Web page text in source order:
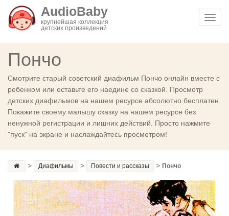
AudioBaby
крупнейшая коллекция
детских произведений
Пончо
Смотрите старый советский диафильм Пончо онлайн вместе с
ребенком или оставьте его наедине со сказкой. Просмотр
детских диафильмов на нашем ресурсе абсолютно бесплатен.
Покажите своему малышу сказку на нашем ресурсе без
ненужной регистрации и лишних действий. Просто нажмите
"пуск" на экране и наслаждайтесь просмотром!
> Диафильмы > Повести и рассказы > Пончо